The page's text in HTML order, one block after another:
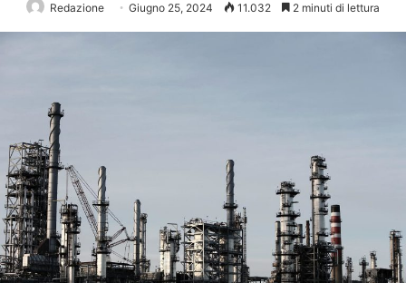
Redazione Giugno 25, 2024 11.032 2 minuti di lettura